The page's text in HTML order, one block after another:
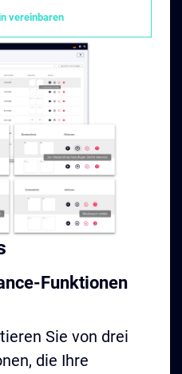
vereinbaren
Funktionen
Sie von drei
die Ihre